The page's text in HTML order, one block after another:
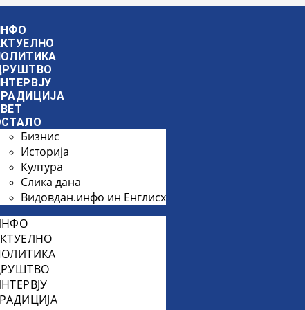
Бизнис
Историја
Култура
Слика дана
Видовдан.инфо ин Енглисх